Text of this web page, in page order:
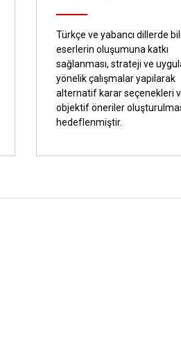
Türkçe ve yabancı dillerde
eserlerin oluşumuna katkı
sağlanması, strateji ve
yönelik çalışmalar yapılarak
alternatif karar seçenekleri
objektif öneriler
hedeflenmiştir.